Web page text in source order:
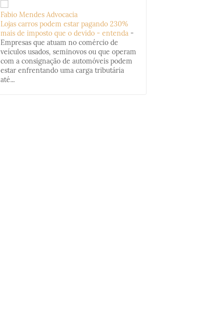
Fabio Mendes Advocacia
Lojas carros podem estar pagando 230%
mais de imposto que o devido - entenda -
Empresas que atuam no comércio de
veículos usados, seminovos ou que operam
com a consignação de automóveis podem
estar enfrentando uma carga tributária
até...